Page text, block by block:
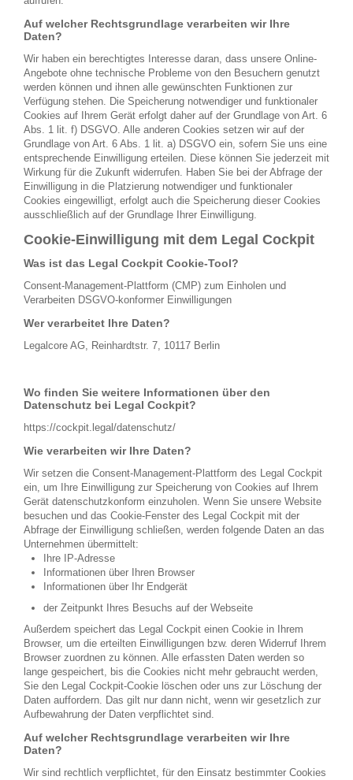
Auf welcher Rechtsgrundlage verarbeiten wir Ihre
Daten?
Wir haben ein berechtigtes Interesse daran, dass unsere Online-
Angebote ohne technische Probleme von den Besuchern genutzt
werden können und ihnen alle gewünschten Funktionen zur
Verfügung stehen. Die Speicherung notwendiger und funktionaler
Cookies auf Ihrem Gerät erfolgt daher auf der Grundlage von Art. 6
Abs. 1 lit. f) DSGVO. Alle anderen Cookies setzen wir auf der
Grundlage von Art. 6 Abs. 1 lit. a) DSGVO ein, sofern Sie uns eine
entsprechende Einwilligung erteilen. Diese können Sie jederzeit mit
Wirkung für die Zukunft widerrufen. Haben Sie bei der Abfrage der
Einwilligung in die Platzierung notwendiger und funktionaler
Cookies eingewilligt, erfolgt auch die Speicherung dieser Cookies
ausschließlich auf der Grundlage Ihrer Einwilligung.
Cookie-Einwilligung mit dem Legal Cockpit
Was ist das Legal Cockpit Cookie-Tool?
Consent-Management-Plattform (CMP) zum Einholen und
Verarbeiten DSGVO-konformer Einwilligungen
Wer verarbeitet Ihre Daten?
Legalcore AG, Reinhardtstr. 7, 10117 Berlin
Wo finden Sie weitere Informationen über den
Datenschutz bei Legal Cockpit?
https://cockpit.legal/datenschutz/
Wie verarbeiten wir Ihre Daten?
Wir setzen die Consent-Management-Plattform des Legal Cockpit
ein, um Ihre Einwilligung zur Speicherung von Cookies auf Ihrem
Gerät datenschutzkonform einzuholen. Wenn Sie unsere Website
besuchen und das Cookie-Fenster des Legal Cockpit mit der
Abfrage der Einwilligung schließen, werden folgende Daten an das
Unternehmen übermittelt:
Ihre IP-Adresse
Informationen über Ihren Browser
Informationen über Ihr Endgerät
der Zeitpunkt Ihres Besuchs auf der Webseite
Außerdem speichert das Legal Cockpit einen Cookie in Ihrem
Browser, um die erteilten Einwilligungen bzw. deren Widerruf Ihrem
Browser zuordnen zu können. Alle erfassten Daten werden so
lange gespeichert, bis die Cookies nicht mehr gebraucht werden,
Sie den Legal Cockpit-Cookie löschen oder uns zur Löschung der
Daten auffordern. Das gilt nur dann nicht, wenn wir gesetzlich zur
Aufbewahrung der Daten verpflichtet sind.
Auf welcher Rechtsgrundlage verarbeiten wir Ihre
Daten?
Wir sind rechtlich verpflichtet, für den Einsatz bestimmter Cookies